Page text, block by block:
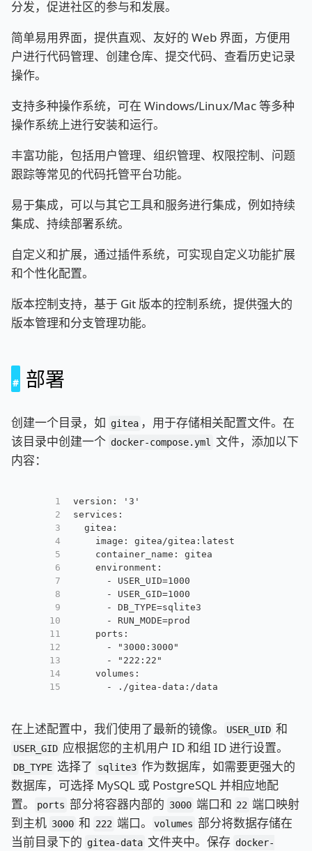
分发，促进社区的参与和发展。
简单易用界面，提供直观、友好的 Web 界面，方便用
户进行代码管理、创建仓库、提交代码、查看历史记录
操作。
支持多种操作系统，可在 Windows/Linux/Mac 等多种
操作系统上进行安装和运行。
丰富功能，包括用户管理、组织管理、权限控制、问题
跟踪等常见的代码托管平台功能。
易于集成，可以与其它工具和服务进行集成，例如持续
集成、持续部署系统。
自定义和扩展，通过插件系统，可实现自定义功能扩展
和个性化配置。
版本控制支持，基于 Git 版本的控制系统，提供强大的
版本管理和分支管理功能。
部署
创建一个目录，如 gitea ，用于存储相关配置文件。在
该目录中创建一个 docker-compose.yml
文件，添加以下
内容：
1
2
3
4
5
6
7
8
9
10
11
12
13
14
15
version: '3'
services:
  gitea:
    image: gitea/gitea:latest
    container_name: gitea
    environment:
      - USER_UID=1000
      - USER_GID=1000
      - DB_TYPE=sqlite3
      - RUN_MODE=prod
    ports:
      - "3000:3000"
      - "222:22"
    volumes:
      - ./gitea-data:/data
在上述配置中，我们使用了最新的镜像。 USER_UID 和
USER_GID 应根据您的主机用户 ID 和组 ID 进行设置。
DB_TYPE 选择了 sqlite3 作为数据库，如需要更强大的
数据库，可选择 MySQL 或 PostgreSQL 并相应地配
置。
ports 部分将容器内部的 3000 端口和 22 端口映射
到主机 3000 和 222 端口。 volumes 部分将数据存储在
当前目录下的 gitea-data 文件夹中。保存 docker-